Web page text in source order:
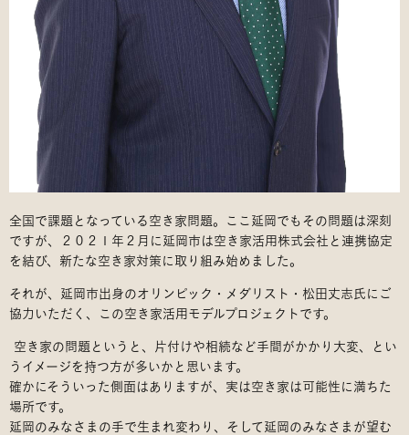
全国で課題となっている空き家問題。ここ延岡でもその問題は深刻
ですが、２０２１年２月に延岡市は空き家活用株式会社と連携協定
を結び、新たな空き家対策に取り組み始めました。
それが、延岡市出身のオリンピック・メダリスト・松田丈志氏にご
協力いただく、この空き家活用モデルプロジェクトです。
空き家の問題というと、片付けや相続など手間がかかり大変、とい
うイメージを持つ方が多いかと思います。
確かにそういった側面はありますが、実は空き家は可能性に満ちた
場所です。
延岡のみなさまの手で生まれ変わり、そして延岡のみなさまが望む